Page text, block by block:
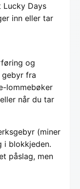
Lucky Days
inn eller tar
og
fra
lommebøker
når du tar
(miner
i blokkjeden.
påslag, men